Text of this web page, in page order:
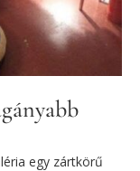
egy zártkörű